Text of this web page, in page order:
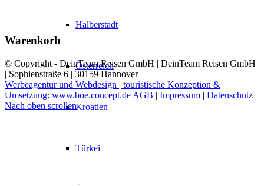
Halberstadt
Österreich
Kroatien
Türkei
Warenkorb
© Copyright - DeinTeam Reisen GmbH | DeinTeam Reisen GmbH
| Sophienstraße 6 | 30159 Hannover |
Werbeagentur und Webdesign | touristische Konzeption &
Umsetzung: www.boe.concept.de AGB | Impressum | Datenschutz
Nach oben scrollen